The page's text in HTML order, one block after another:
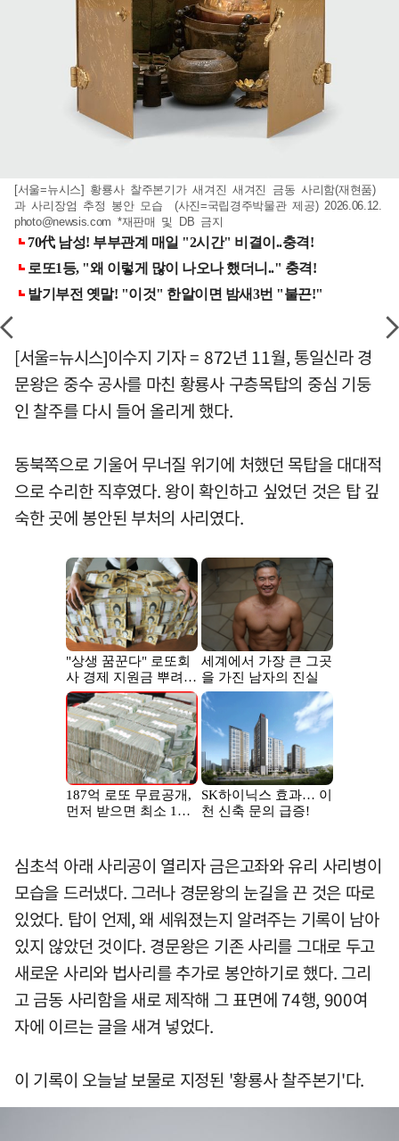
[서울=뉴시스] 황룡사 찰주본기가 새겨진 새겨진 금동 사리함(재현품)
과 사리장엄 추정 봉안 모습 (사진=국립경주박물관 제공) 2026.06.12.
photo@newsis.com *재판매 및 DB 금지
[서울=뉴시스]이수지 기자 = 872년 11월, 통일신라 경
문왕은 중수 공사를 마친 황룡사 구층목탑의 중심 기둥
인 찰주를 다시 들어 올리게 했다.
동북쪽으로 기울어 무너질 위기에 처했던 목탑을 대대적
으로 수리한 직후였다. 왕이 확인하고 싶었던 것은 탑 깊
숙한 곳에 봉안된 부처의 사리였다.
심초석 아래 사리공이 열리자 금은고좌와 유리 사리병이
모습을 드러냈다. 그러나 경문왕의 눈길을 끈 것은 따로
있었다. 탑이 언제, 왜 세워졌는지 알려주는 기록이 남아
있지 않았던 것이다. 경문왕은 기존 사리를 그대로 두고
새로운 사리와 법사리를 추가로 봉안하기로 했다. 그리
고 금동 사리함을 새로 제작해 그 표면에 74행, 900여
자에 이르는 글을 새겨 넣었다.
이 기록이 오늘날 보물로 지정된 '황룡사 찰주본기'다.